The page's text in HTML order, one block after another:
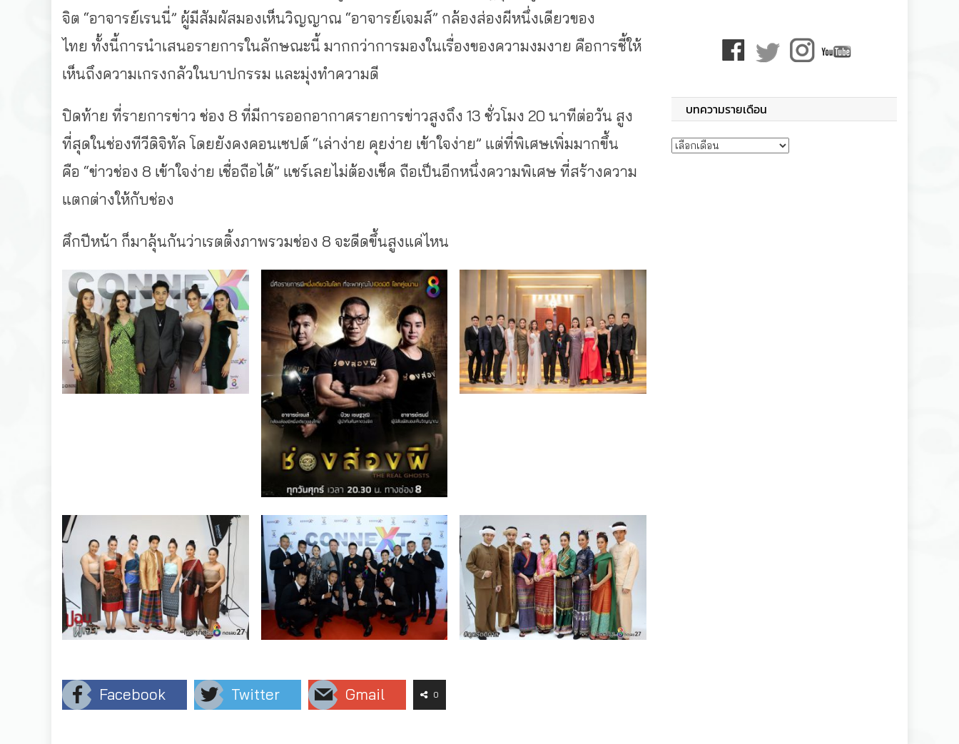
จิต “อาจารย์เรนนี่” ผู้มีสัมผัสมองเห็นวิญญาณ “อาจารย์เจมส์” กล้องส่องผีหนึ่งเดียวของ
ไทย ทั้งนี้การนำเสนอรายการในลักษณะนี้ มากกว่าการมองในเรื่องของความงมงาย คือการชี้ให้
เห็นถึงความเกรงกลัวในบาปกรรม และมุ่งทำความดี
ปิดท้าย ที่รายการข่าว ช่อง 8 ที่มีการออกอากาศรายการข่าวสูงถึง 13 ชั่วโมง 20 นาทีต่อวัน สูง
ที่สุดในช่องทีวีดิจิทัล โดยยังคงคอนเซปต์ “เล่าง่าย คุยง่าย เข้าใจง่าย” แต่ที่พิเศษเพิ่มมากขึ้น
คือ “ข่าวช่อง 8 เข้าใจง่าย เชื่อถือได้” แชร์เลยไม่ต้องเช็ค ถือเป็นอีกหนึ่งความพิเศษ ที่สร้างความ
แตกต่างให้กับช่อง
ศึกปีหน้า ก็มาลุ้นกันว่าเรตติ้งภาพรวมช่อง 8 จะดีดขึ้นสูงแค่ไหน
Facebook Twitter Gmail 0
บทความรายเดือน
บทความรายเดือน